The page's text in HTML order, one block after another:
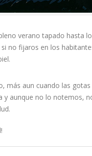
verano tapado hasta
no fijaros en los
más aun cuando las
y aunque no lo notemos,